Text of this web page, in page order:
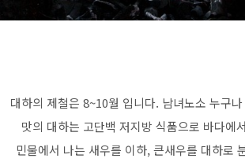
대하의 제철은 8~10월 입니다. 남녀노소 누구
맛의 대하는 고단백 저지방 식품으로 바다에
민물에서 나는 새우를 이하, 큰새우를 대하로